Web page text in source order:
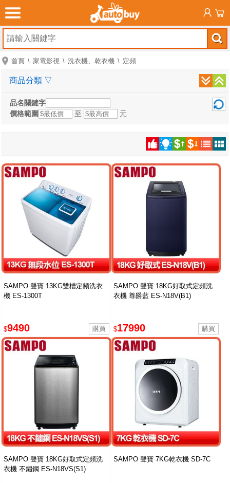
首頁 家電影視 洗衣機、乾衣機 定頻
品名關鍵字
價格範圍
至 元
SAMPO 聲寶 13KG雙槽定頻洗衣
機 ES-1300T
$9490
SAMPO 聲寶 18KG好取式定頻洗
衣機 尊爵藍 ES-N18V(B1)
$17990
SAMPO 聲寶 18KG好取式定頻洗
衣機 不鏽鋼 ES-N18VS(S1)
SAMPO 聲寶 7KG乾衣機 SD-7C
商品分類 ▽